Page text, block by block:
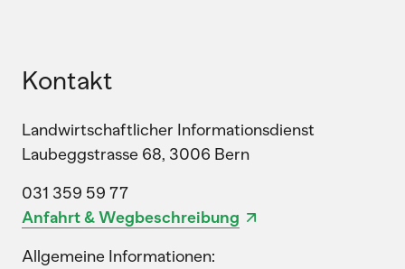
Kontakt
Landwirtschaftlicher Informationsdienst
Laubeggstrasse 68, 3006 Bern
031 359 59 77
Anfahrt & Wegbeschreibung
Allgemeine Informationen: